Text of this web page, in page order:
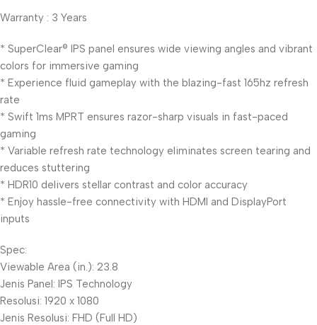
Warranty : 3 Years
* SuperClear® IPS panel ensures wide viewing angles and vibrant
colors for immersive gaming
* Experience fluid gameplay with the blazing-fast 165hz refresh
rate
* Swift 1ms MPRT ensures razor-sharp visuals in fast-paced
gaming
* Variable refresh rate technology eliminates screen tearing and
reduces stuttering
* HDR10 delivers stellar contrast and color accuracy
* Enjoy hassle-free connectivity with HDMI and DisplayPort
inputs
Spec:
Viewable Area (in.): 23.8
Jenis Panel: IPS Technology
Resolusi: 1920 x 1080
Jenis Resolusi: FHD (Full HD)